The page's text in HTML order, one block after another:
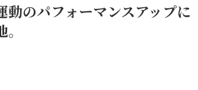
のパフォーマンスアップに